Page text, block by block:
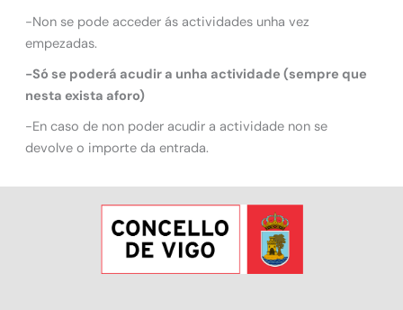
-Non se pode acceder ás actividades unha vez
empezadas.
-Só se poderá acudir a unha actividade (sempre que
nesta exista aforo)
-En caso de non poder acudir a actividade non se
devolve o importe da entrada.